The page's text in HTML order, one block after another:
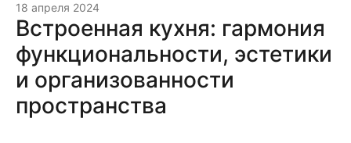
18 апреля 2024
Встроенная кухня: гармония
функциональности, эстетики
и организованности
пространства